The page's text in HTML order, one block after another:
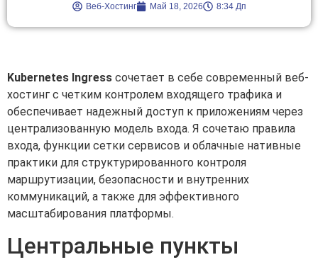
Веб-Хостинг Май 18, 2026 8:34 Дп
Kubernetes Ingress сочетает в себе современный веб-
хостинг с четким контролем входящего трафика и
обеспечивает надежный доступ к приложениям через
централизованную модель входа. Я сочетаю правила
входа, функции сетки сервисов и облачные нативные
практики для структурированного контроля
маршрутизации, безопасности и внутренних
коммуникаций, а также для эффективного
масштабирования платформы.
Центральные пункты